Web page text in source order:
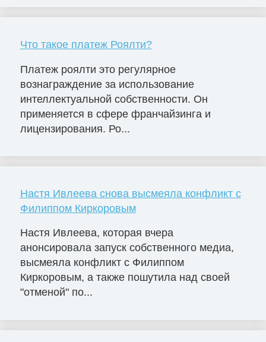
Что такое платеж Роялти?
Платеж роялти это регулярное
вознаграждение за использование
интеллектуальной собственности. Он
применяется в сфере франчайзинга и
лицензирования. Ро...
Настя Ивлеева снова высмеяла конфликт с
Филиппом Киркоровым
Настя Ивлеева, которая вчера
анонсировала запуск собственного медиа,
высмеяла конфликт с Филиппом
Киркоровым, а также пошутила над своей
"отменой" по...